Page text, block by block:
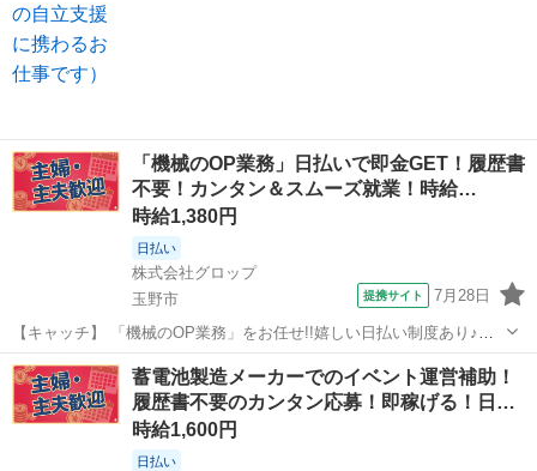
「機械のOP業務」日払いで即金GET！履歴書
不要！カンタン＆スムーズ就業！時給…
時給1,380円
日払い
株式会社グロップ
玉野市
提携サイト 7月28日
【キャッチ】 「機械のOP業務」をお任せ!!嬉しい日払い制度あり♪ス
キルに自信がなくてもOK◎【玉野市/土日祝休み/月収20万越え可能】
フォークリフト免許所持者歓迎◎福利厚生も充実の企業♪ 【コメン
ト】 ＊＊充実したお仕事...
岡山 玉野市 工場
蓄電池製造メーカーでのイベント運営補助！
履歴書不要のカンタン応募！即稼げる！日…
時給1,600円
日払い